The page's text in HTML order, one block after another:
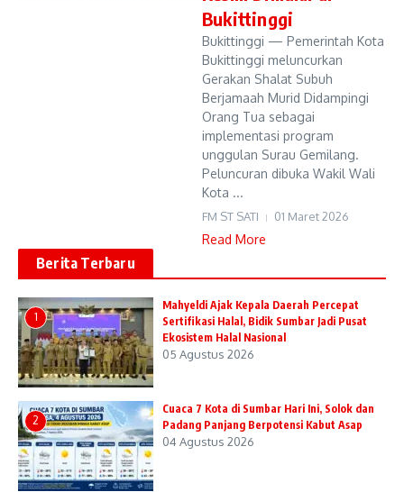
Bukittinggi
Bukittinggi — Pemerintah Kota
Bukittinggi meluncurkan
Gerakan Shalat Subuh
Berjamaah Murid Didampingi
Orang Tua sebagai
implementasi program
unggulan Surau Gemilang.
Peluncuran dibuka Wakil Wali
Kota ...
FM ST SATI 01 Maret 2026
Read More
Berita Terbaru
1
Mahyeldi Ajak Kepala Daerah Percepat
Sertifikasi Halal, Bidik Sumbar Jadi Pusat
Ekosistem Halal Nasional
05 Agustus 2026
2
Cuaca 7 Kota di Sumbar Hari Ini, Solok dan
Padang Panjang Berpotensi Kabut Asap
04 Agustus 2026